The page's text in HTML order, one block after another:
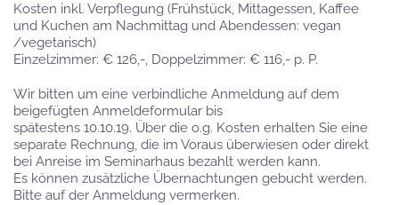
Kosten inkl. Verpflegung (Frühstück, Mittagessen, Kaffee
und Kuchen am Nachmittag und Abendessen: vegan
/vegetarisch)
Einzelzimmer: € 126,-, Doppelzimmer: € 116,- p. P.
Wir bitten um eine verbindliche Anmeldung auf dem
beigefügten Anmeldeformular bis
spätestens 10.10.19. Über die o.g. Kosten erhalten Sie eine
separate Rechnung, die im Voraus überwiesen oder direkt
bei Anreise im Seminarhaus bezahlt werden kann.
Es können zusätzliche Übernachtungen gebucht werden.
Bitte auf der Anmeldung vermerken.